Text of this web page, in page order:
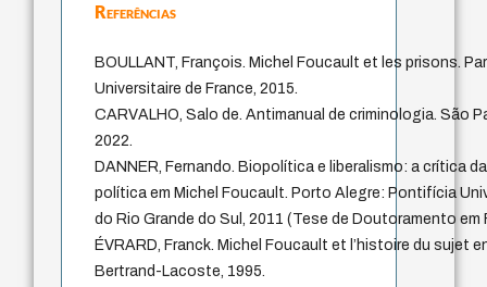
Referências
BOULLANT, François. Michel Foucault et les prisons.
Universitaire de France, 2015.
CARVALHO, Salo de. Antimanual de criminologia. São
2022.
DANNER, Fernando. Biopolítica e liberalismo: a crítica
política em Michel Foucault. Porto Alegre: Pontifícia
do Rio Grande do Sul, 2011 (Tese de Doutoramento em
ÉVRARD, Franck. Michel Foucault et l’histoire du sujet
Bertrand-Lacoste, 1995.